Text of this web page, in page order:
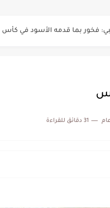
فخور بما قدمه الأسود في كأس
جديد لدريانكور يفضح أساطير
31 دقائق للقراءة